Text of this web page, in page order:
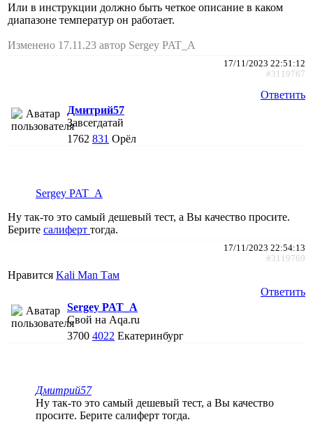
Или в инструкции должно быть четкое описание в каком
диапазоне температур он работает.
Изменено 17.11.23 автор Sergey PAT_A
17/11/2023 22:51:12
#3119767
Ответить
Дмитрий57
Завсегдатай
1762 831 Орёл
Sergey PAT_A
Ну так-то это самый дешевый тест, а Вы качество просите.
Берите салиферт тогда.
17/11/2023 22:54:13
#3119769
Нравится Kali Man Там
Ответить
Sergey PAT_A
Свой на Aqa.ru
3700 4022 Екатеринбург
Дмитрий57
Ну так-то это самый дешевый тест, а Вы качество
просите. Берите салиферт тогда.